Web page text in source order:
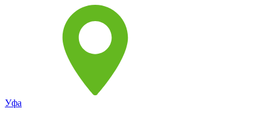
Уфа